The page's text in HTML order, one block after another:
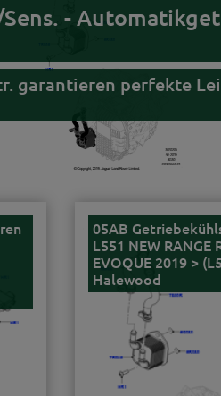
-
garantieren perfekte
05AB
L551 NEW RANGE
EVOQUE 2019 >
Halewood